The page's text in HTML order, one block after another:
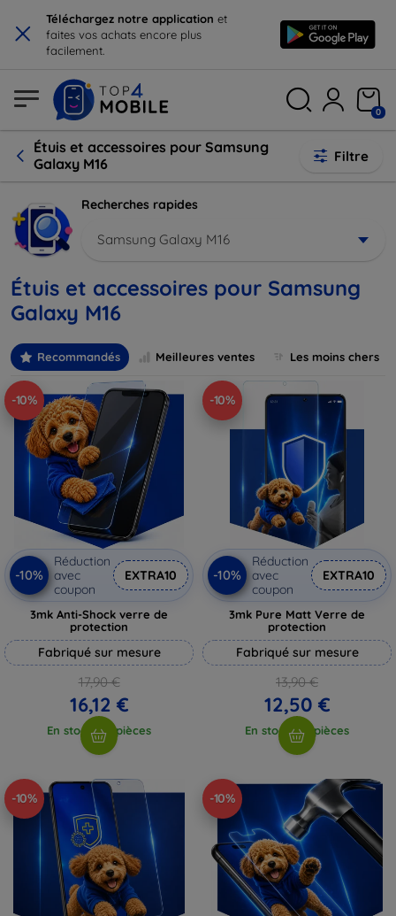
× Téléchargez notre application et
faites vos achats encore plus
facilement.
0
Étuis et accessoires pour Samsung
Galaxy M16
Filtre
Recherches rapides
Samsung Galaxy M16
Étuis et accessoires pour Samsung
Galaxy M16
Recommandés Meilleures ventes Les moins chers
-10%
-10%
Réduction
avec
coupon
EXTRA10
3mk Anti-Shock verre de
protection
Fabriqué sur mesure
17,90 €
16,12 €
En stock > 5 pièces
-10%
-10%
Réduction
avec
coupon
EXTRA10
3mk Pure Matt Verre de
protection
Fabriqué sur mesure
13,90 €
12,50 €
En stock > 5 pièces
-10% -10%